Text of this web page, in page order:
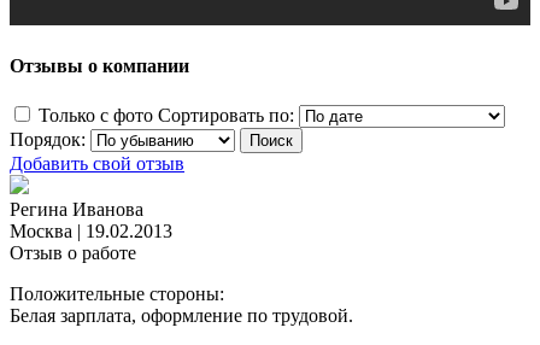
Отзывы о компании
Только с фото Сортировать по:
Порядок:
Добавить свой отзыв
Регина Иванова
Москва | 19.02.2013
Отзыв о работе
Положительные стороны:
Белая зарплата, оформление по трудовой.